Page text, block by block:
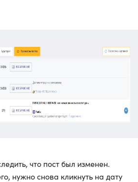
что пост был изменен.
нужно снова кликнуть на дату